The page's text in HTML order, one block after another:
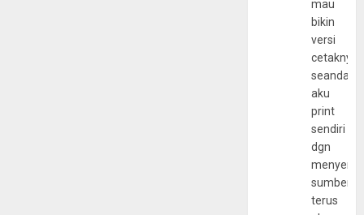
mau
bikin
versi
cetaknya
aku
print
sendiri
dgn
sumber
terus